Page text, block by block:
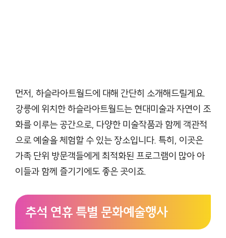
먼저, 하슬라아트월드에 대해 간단히 소개해드릴게요.
강릉에 위치한 하슬라아트월드는 현대미술과 자연이 조
화를 이루는 공간으로, 다양한 미술작품과 함께 객관적
으로 예술을 체험할 수 있는 장소입니다. 특히, 이곳은
가족 단위 방문객들에게 최적화된 프로그램이 많아 아
이들과 함께 즐기기에도 좋은 곳이죠.
추석 연휴 특별 문화예술행사